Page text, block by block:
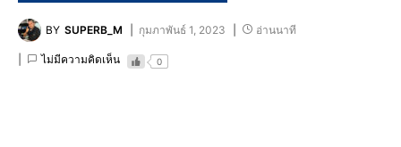
BY SUPERB_M กุมภาพันธ์ 1, 2023 อ่านนาที
ไม่มีความคิดเห็น 0